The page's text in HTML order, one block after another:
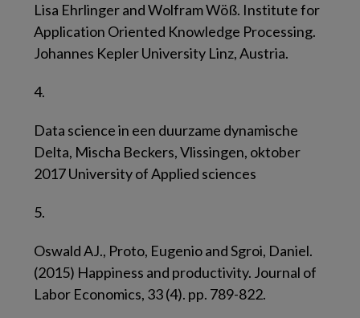
Lisa Ehrlinger and Wolfram Wöß. Institute for
Application Oriented Knowledge Processing.
Johannes Kepler University Linz, Austria.
4.
Data science in een duurzame dynamische
Delta, Mischa Beckers, Vlissingen, oktober
2017 University of Applied sciences
5.
Oswald AJ., Proto, Eugenio and Sgroi, Daniel.
(2015) Happiness and productivity. Journal of
Labor Economics, 33 (4). pp. 789-822.